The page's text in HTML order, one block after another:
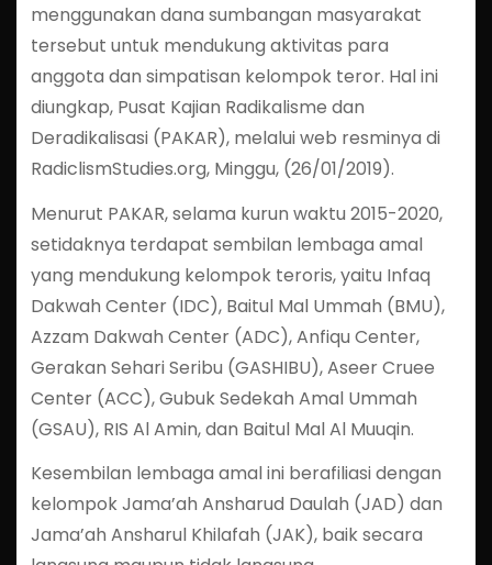
menggunakan dana sumbangan masyarakat
tersebut untuk mendukung aktivitas para
anggota dan simpatisan kelompok teror. Hal ini
diungkap, Pusat Kajian Radikalisme dan
Deradikalisasi (PAKAR), melalui web resminya di
RadiclismStudies.org, Minggu, (26/01/2019).
Menurut PAKAR, selama kurun waktu 2015-2020,
setidaknya terdapat sembilan lembaga amal
yang mendukung kelompok teroris, yaitu Infaq
Dakwah Center (IDC), Baitul Mal Ummah (BMU),
Azzam Dakwah Center (ADC), Anfiqu Center,
Gerakan Sehari Seribu (GASHIBU), Aseer Cruee
Center (ACC), Gubuk Sedekah Amal Ummah
(GSAU), RIS Al Amin, dan Baitul Mal Al Muuqin.
Kesembilan lembaga amal ini berafiliasi dengan
kelompok Jama’ah Ansharud Daulah (JAD) dan
Jama’ah Ansharul Khilafah (JAK), baik secara